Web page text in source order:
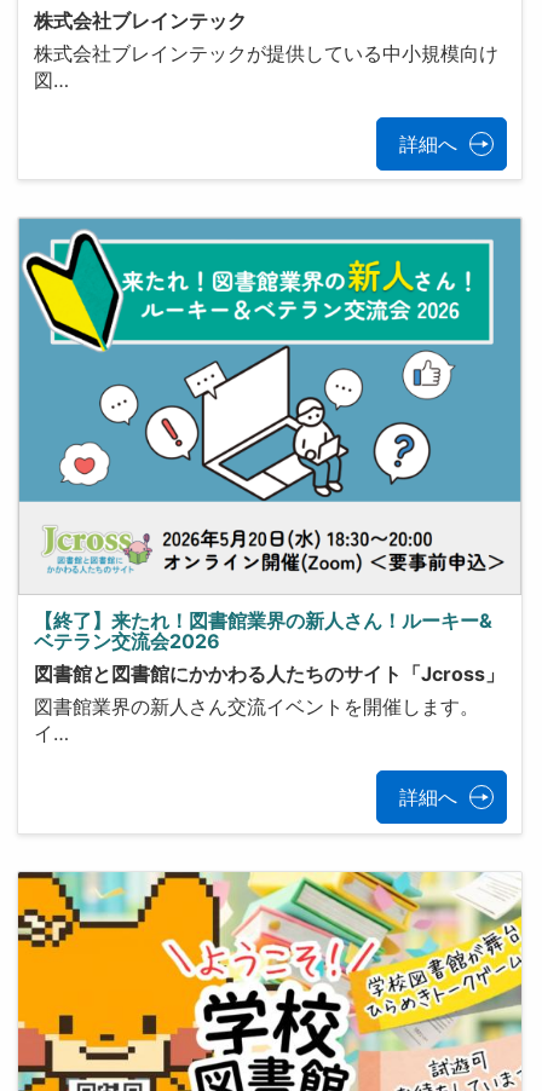
株式会社ブレインテック
株式会社ブレインテックが提供している中小規模向け
図…
詳細へ
【終了】来たれ！図書館業界の新人さん！ルーキー&
ベテラン交流会2026
図書館と図書館にかかわる人たちのサイト「Jcross」
図書館業界の新人さん交流イベントを開催します。
イ…
詳細へ